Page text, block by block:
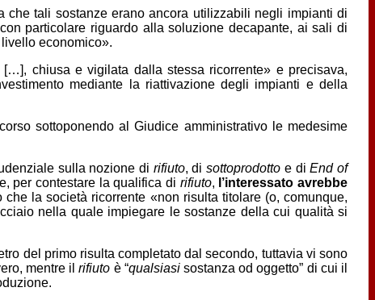
che tali sostanze erano ancora utilizzabili negli impianti di
particolare riguardo alla soluzione decapante, ai sali di
economico».
chiusa e vigilata dalla stessa ricorrente» e precisava,
mediante la riattivazione degli impianti e della
sottoponendo al Giudice amministrativo le medesime
sulla nozione di rifiuto, disottoprodotto e diEnd of
per contestare la qualifica di rifiuto, l’interessato avrebbe
la società ricorrente «non risulta titolare (o, comunque,
nella quale impiegare le sostanze della cui qualità si
del primo risulta completato dal secondo, tuttavia vi sono
mentre ilrifiuto è “qualsiasisostanza od oggetto” di cui il